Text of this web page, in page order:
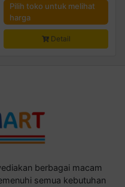
Pilih toko untuk melihat
harga
Detail
berbagai macam
semua kebutuhan